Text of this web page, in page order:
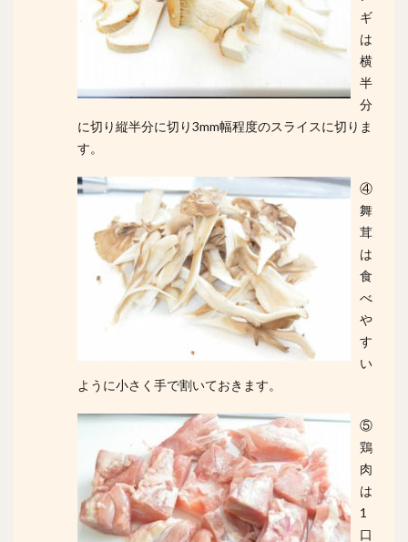
ギ
は
横
半
分
に切り縦半分に切り3mm幅程度のスライスに切りま
す。
④
舞
茸
は
食
べ
や
す
い
ように小さく手で割いておきます。
⑤
鶏
肉
は
1
口